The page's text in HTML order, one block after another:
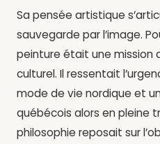
Sa pensée artistique
sauvegarde par l’image.
peinture était une mission
culturel. Il ressentait
mode de vie nordique et
québécois alors en pleine
philosophie reposait sur